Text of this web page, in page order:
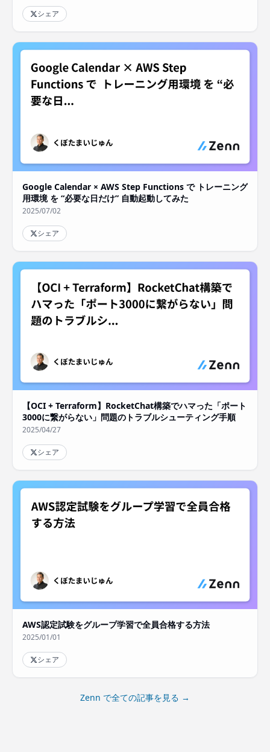
シェア
Google Calendar × AWS Step Functions で トレーニング
用環境 を “必要な日だけ” 自動起動してみた
2025/07/02
シェア
【OCI + Terraform】RocketChat構築でハマった「ポート
3000に繋がらない」問題のトラブルシューティング手順
2025/04/27
シェア
AWS認定試験をグループ学習で全員合格する方法
2025/01/01
シェア
Zenn で全ての記事を見る →